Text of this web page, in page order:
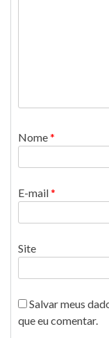
Nome*
E-mail*
Site
Salvar meus
que eu comentar.